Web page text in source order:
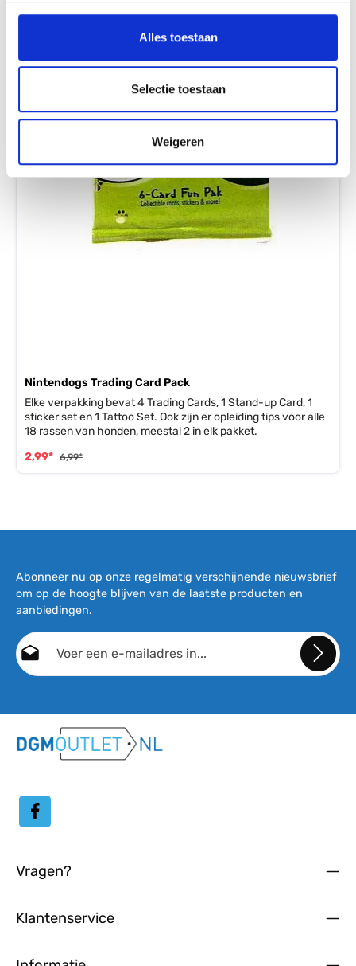
Alles toestaan
Selectie toestaan
Weigeren
Nintendogs Trading Card Pack
Elke verpakking bevat 4 Trading Cards, 1 Stand-up Card, 1
sticker set en 1 Tattoo Set. Ook zijn er opleiding tips voor alle
18 rassen van honden, meestal 2 in elk pakket.
2,99* 6,99*
Abonneer nu op onze regelmatig verschijnende nieuwsbrief
om op de hoogte blijven van de laatste producten en
aanbiedingen.
E-mailadres*
algemene voorwaardenhebt geaccepteerd.
Vragen?
Klantenservice